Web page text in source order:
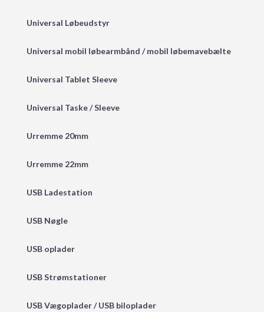
Universal Løbeudstyr
Universal mobil løbearmbånd / mobil løbemavebælte
Universal Tablet Sleeve
Universal Taske / Sleeve
Urremme 20mm
Urremme 22mm
USB Ladestation
USB Nøgle
USB oplader
USB Strømstationer
USB Vægoplader / USB biloplader